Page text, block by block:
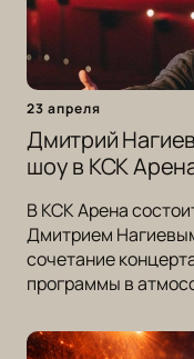
23 апреля
Дмитрий
шоу в КСК
В КСК Арена
Дмитрием
сочетание
программы в